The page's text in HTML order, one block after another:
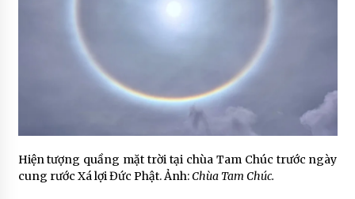
Hiện tượng quầng mặt trời tại chùa Tam Chúc trước ngày
cung rước Xá lợi Đức Phật. Ảnh:Chùa Tam Chúc.